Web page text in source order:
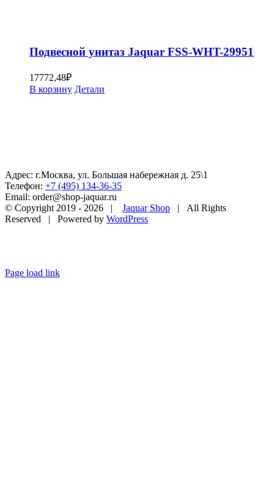
Подвесной унитаз Jaquar FSS-WHT-29951
17772,48₽
В корзину Детали
Адрес: г.Москва, ул. Большая набережная д. 25\1
Телефон: +7 (495) 134-36-35
Email: order@shop-jaquar.ru
© Copyright 2019 - 2026 | Jaquar Shop | All Rights
Reserved | Powered by WordPress
Page load link